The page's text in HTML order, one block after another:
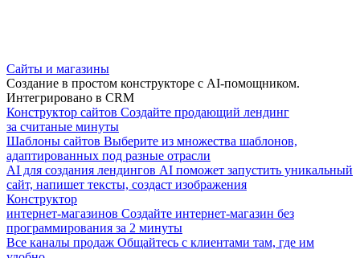
Сайты и магазины
Создание в простом конструкторе с AI-помощником.
Интегрировано в CRM
Конструктор сайтов Создайте продающий лендинг
за считаные минуты
Шаблоны сайтов Выберите из множества шаблонов,
адаптированных под разные отрасли
AI для создания лендингов AI поможет запустить уникальный
сайт, напишет тексты, создаст изображения
Конструктор
интернет-магазинов Создайте интернет-магазин без
программирования за 2 минуты
Все каналы продаж Общайтесь с клиентами там, где им